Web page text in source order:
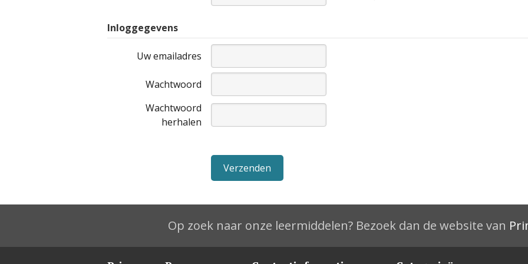
Inloggegevens
Uw emailadres
Wachtwoord
Wachtwoord
herhalen
Op zoek naar onze leermiddelen? Bezoek dan de website van